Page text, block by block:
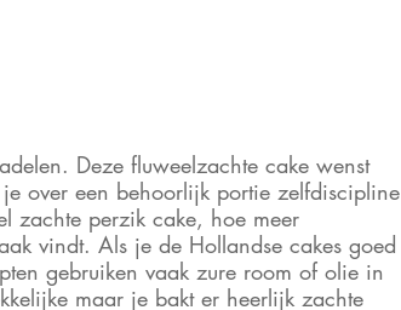
Deze fluweelzachte cake wenst
over een behoorlijk portie zelfdiscipline
zachte perzik cake, hoe meer
vindt. Als je de Hollandse cakes goed
gebruiken vaak zure room of olie in
maar je bakt er heerlijk zachte